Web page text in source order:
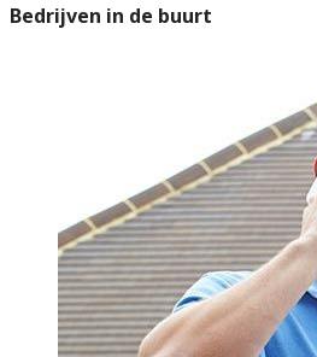
Bedrijven in de buurt